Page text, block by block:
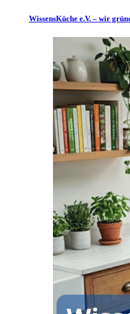
WissensKüche e.V. – wir